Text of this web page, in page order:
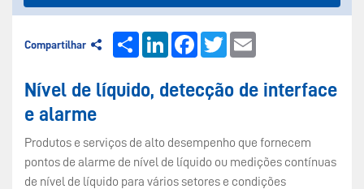
Compartilhar Share LinkedInFacebook
Twitter
Nível de líquido, detecção de interface
e alarme
Produtos e serviços de alto desempenho que fornecem
pontos de alarme de nível de líquido ou medições contínuas
de nível de líquido para vários setores e condições